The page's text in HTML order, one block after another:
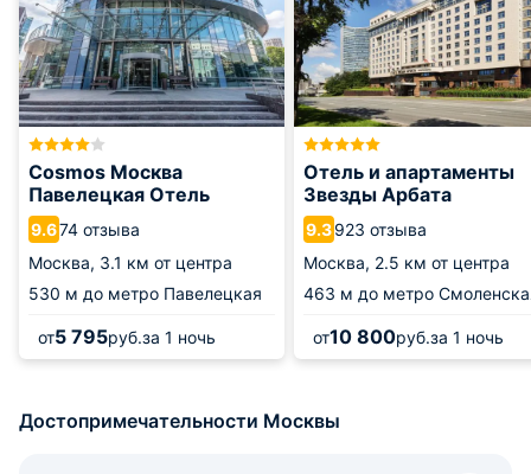
Cosmos Москва
Павелецкая Отель
9.674 отзыва
Москва, 3.1 км от центра
530 м до метро Павелецкая
от5 795руб.за 1 ночь
Отель и апартаменты
Звезды Арбата
9.3923 отзыва
Москва, 2.5 км от центра
463 м до метро
от10 800руб.за 1 ночь
Достопримечательности Москвы